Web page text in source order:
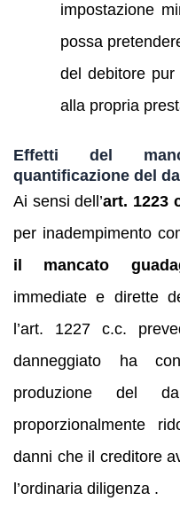
impostazione
possa
del debitore
alla propria
Effetti del
quantificazione del
Ai sensi dell’art. 1223
per inadempimento
il mancato
immediate e dirette
l’art. 1227 c.c.
danneggiato ha
produzione del
proporzionalmente
danni che il creditore
l’ordinaria diligenza .